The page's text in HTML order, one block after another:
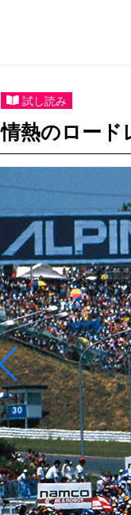
試し読み
情熱のロード